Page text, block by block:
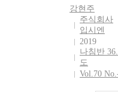
강현주
주식회사
입시엔
2019
나침반
도
Vol.70